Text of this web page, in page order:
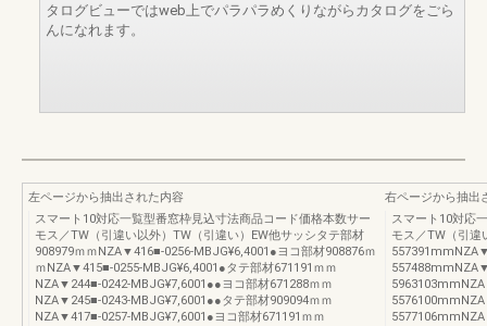
タログビューではweb上でパラパラめくりながらカタログをごら
んになれます。
左ページから抽出された内容
スマート10対応一覧型番窓枠見込寸法商品コード価格本数サー
モス／TW（引違い以外）TW（引違い）EW他サッシタテ部材
908979ｍｍNZA▼416■-0256-MBJG¥6,4001●ヨコ部材908876ｍ
ｍNZA▼415■-0255-MBJG¥6,4001●タテ部材671191ｍｍ
NZA▼244■-0242-MBJG¥7,6001●●ヨコ部材671288ｍｍ
NZA▼245■-0243-MBJG¥7,6001●●タテ部材909094ｍｍ
NZA▼417■-0257-MBJG¥7,6001●ヨコ部材671191ｍｍ
右ページから抽出
スマート10対応
モス／TW（引違